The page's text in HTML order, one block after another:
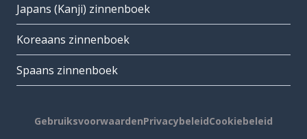
Japans (Kanji) zinnenboek
Koreaans zinnenboek
Spaans zinnenboek
GebruiksvoorwaardenPrivacybeleidCookiebeleid